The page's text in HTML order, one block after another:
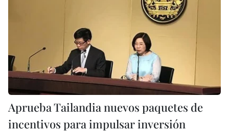
Aprueba Tailandia nuevos paquetes de
incentivos para impulsar inversión